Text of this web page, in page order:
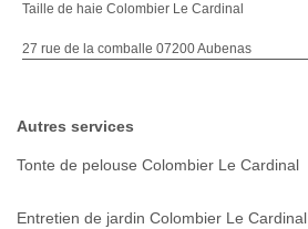
Taille de haie Colombier Le Cardinal
27 rue de la comballe 07200 Aubenas
Autres services
Tonte de pelouse Colombier Le Cardinal
Entretien de jardin Colombier Le Cardinal